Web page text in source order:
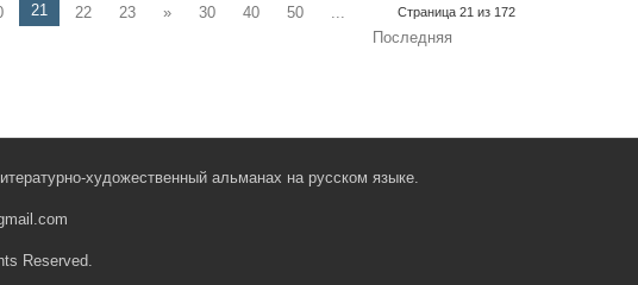
Страница 21 из 172
21 22 23 » 30 40 50
...
Последняя
художественный альманах на русском языке.
Reserved.